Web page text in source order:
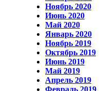
Ноябрь 2020
Июнь 2020
Май 2020
Январь 2020
Ноябрь 2019
Октябрь 2019
Июнь 2019
Май 2019
Апрель 2019
Февраль 2019